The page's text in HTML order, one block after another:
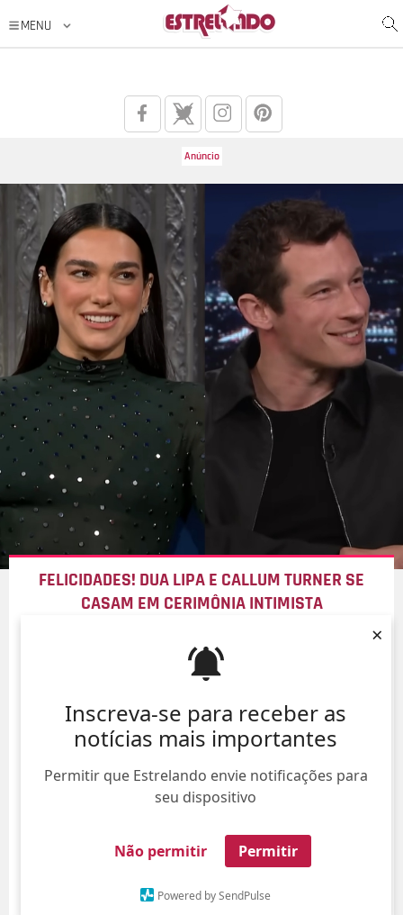
Inscreva-se para receber as
notícias mais importantes
Permitir que Estrelando envie notificações para
seu dispositivo
Não permitir Permitir
Powered by SendPulse
×
FELICIDADES! DUA LIPA E CALLUM TURNER SE
CASAM EM CERIMÔNIA INTIMISTA